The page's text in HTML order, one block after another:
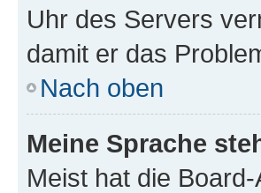
Uhr des Servers
damit er das
Nach oben
Meine Sprache
Meist hat die